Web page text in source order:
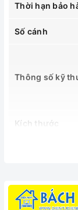
Thời hạn bảo
Số cánh
Thông số kỹ
Kích thước
Mô tả
Thiết kế hiện đại